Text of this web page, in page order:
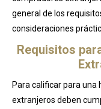
general de los
consideraciones
Requisitos
Para calificar para una
extranjeros deben